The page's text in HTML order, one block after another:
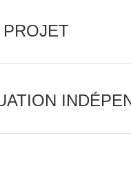
PROJET